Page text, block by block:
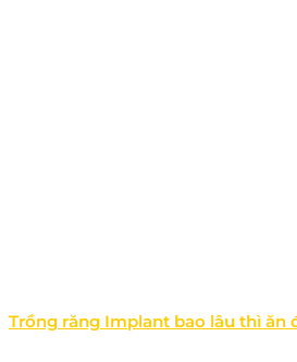
Trồng răng Implant bao lâu thì ăn